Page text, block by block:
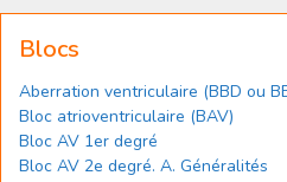
Blocs
Aberration ventriculaire (BBD ou
Bloc atrioventriculaire (BAV)
Bloc AV 1er degré
Bloc AV 2e degré. A. Généralités